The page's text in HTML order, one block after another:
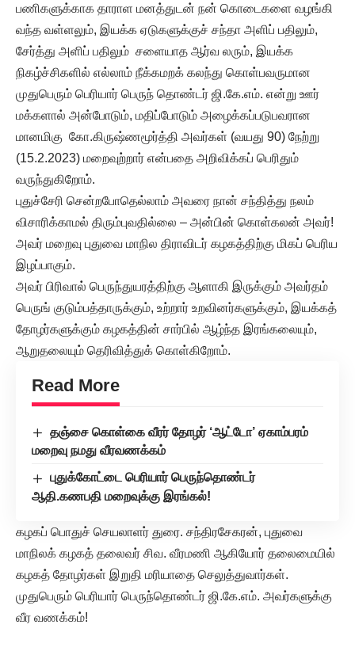
பணிகளுக்காக தாராள மனத்துடன் நன் கொடைகளை வழங்கி
வந்த வள்ளலும், இயக்க ஏடுகளுக்குச் சந்தா அளிப் பதிலும்,
சேர்த்து அளிப் பதிலும் சளையாத ஆர்வ லரும், இயக்க
நிகழ்ச்சிகளில் எல்லாம் நீக்கமறக் கலந்து கொள்பவருமான
முதுபெரும் பெரியார் பெருந் தொண்டர் ஜி.கே.எம். என்று ஊர்
மக்களால் அன்போடும், மதிப்போடும் அழைக்கப்படுபவரான
மானமிகு கோ.கிருஷ்ணமூர்த்தி அவர்கள் (வயது 90) நேற்று
(15.2.2023) மறைவுற்றார் என்பதை அறிவிக்கப் பெரிதும்
வருந்துகிறோம்.
புதுச்சேரி சென்றபோதெல்லாம் அவரை நான் சந்தித்து நலம்
விசாரிக்காமல் திரும்புவதில்லை – அன்பின் கொள்கலன் அவர்!
அவர் மறைவு புதுவை மாநில திராவிடர் கழகத்திற்கு மிகப் பெரிய
இழப்பாகும்.
அவர் பிரிவால் பெருந்துயரத்திற்கு ஆளாகி இருக்கும் அவர்தம்
பெருங் குடும்பத்தாருக்கும், உற்றார் உறவினர்களுக்கும், இயக்கத்
தோழர்களுக்கும் கழகத்தின் சார்பில் ஆழ்ந்த இரங்கலையும்,
ஆறுதலையும் தெரிவித்துக் கொள்கிறோம்.
Read More
தஞ்சை கொள்கை வீரர் தோழர் ‘ஆட்டோ’ ஏகாம்பரம்
மறைவு நமது வீரவணக்கம்
புதுக்கோட்டை பெரியார் பெருந்தொண்டர்
ஆதி.கணபதி மறைவுக்கு இரங்கல்!
கழகப் பொதுச் செயலாளர் துரை. சந்திரசேகரன், புதுவை
மாநிலக் கழகத் தலைவர் சிவ. வீரமணி ஆகியோர் தலைமையில்
கழகத் தோழர்கள் இறுதி மரியாதை செலுத்துவார்கள்.
முதுபெரும் பெரியார் பெருந்தொண்டர் ஜி.கே.எம். அவர்களுக்கு
வீர வணக்கம்!